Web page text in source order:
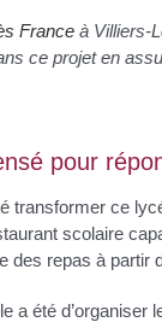
France à Villiers-
ce projet en
pour
transformer ce
scolaire
des repas à
a été d’organiser